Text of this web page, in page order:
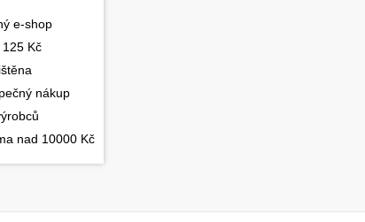
e-shop
Kč
nákup
nad 10000 Kč